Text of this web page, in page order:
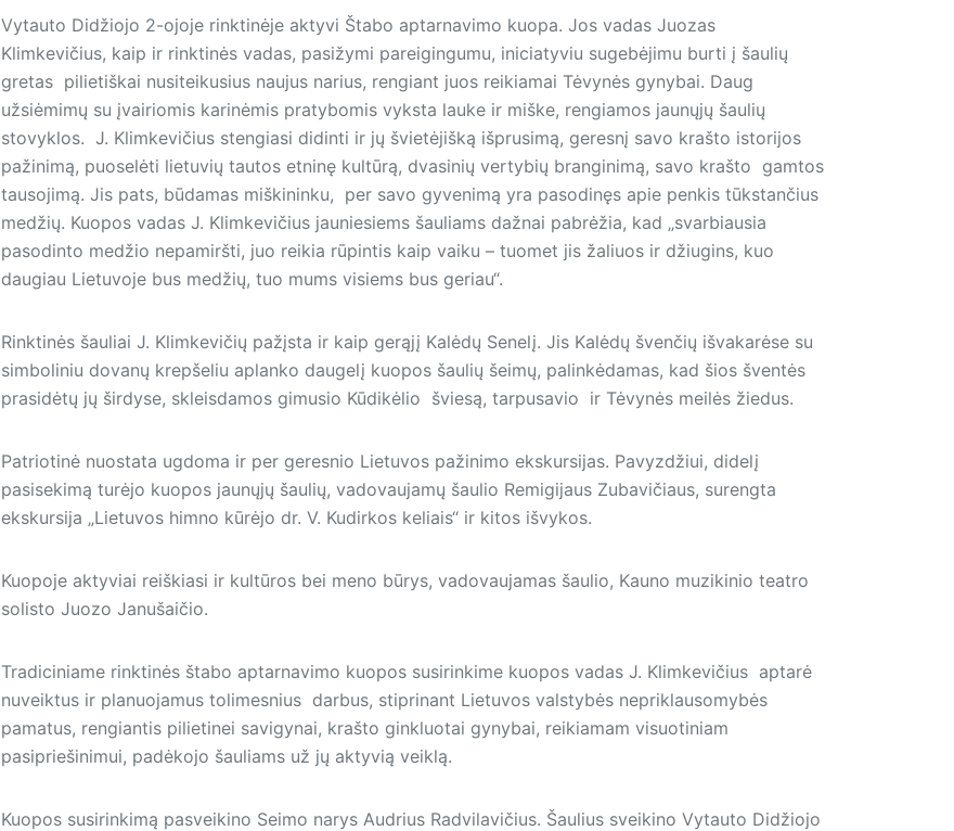
Vytauto Didžiojo 2-ojoje rinktinėje aktyvi Štabo aptarnavimo kuopa. Jos vadas Juozas
Klimkevičius, kaip ir rinktinės vadas, pasižymi pareigingumu, iniciatyviu sugebėjimu burti į šaulių
gretas pilietiškai nusiteikusius naujus narius, rengiant juos reikiamai Tėvynės gynybai. Daug
užsiėmimų su įvairiomis karinėmis pratybomis vyksta lauke ir miške, rengiamos jaunųjų šaulių
stovyklos. J. Klimkevičius stengiasi didinti ir jų švietėjišką išprusimą, geresnį savo krašto istorijos
pažinimą, puoselėti lietuvių tautos etninę kultūrą, dvasinių vertybių branginimą, savo krašto gamtos
tausojimą. Jis pats, būdamas miškininku, per savo gyvenimą yra pasodinęs apie penkis tūkstančius
medžių. Kuopos vadas J. Klimkevičius jauniesiems šauliams dažnai pabrėžia, kad „svarbiausia
pasodinto medžio nepamiršti, juo reikia rūpintis kaip vaiku – tuomet jis žaliuos ir džiugins, kuo
daugiau Lietuvoje bus medžių, tuo mums visiems bus geriau“.
Rinktinės šauliai J. Klimkevičių pažįsta ir kaip gerąjį Kalėdų Senelį. Jis Kalėdų švenčių išvakarėse su
simboliniu dovanų krepšeliu aplanko daugelį kuopos šaulių šeimų, palinkėdamas, kad šios šventės
prasidėtų jų širdyse, skleisdamos gimusio Kūdikėlio šviesą, tarpusavio ir Tėvynės meilės žiedus.
Patriotinė nuostata ugdoma ir per geresnio Lietuvos pažinimo ekskursijas. Pavyzdžiui, didelį
pasisekimą turėjo kuopos jaunųjų šaulių, vadovaujamų šaulio Remigijaus Zubavičiaus, surengta
ekskursija „Lietuvos himno kūrėjo dr. V. Kudirkos keliais“ ir kitos išvykos.
Kuopoje aktyviai reiškiasi ir kultūros bei meno būrys, vadovaujamas šaulio, Kauno muzikinio teatro
solisto Juozo Janušaičio.
Tradiciniame rinktinės štabo aptarnavimo kuopos susirinkime kuopos vadas J. Klimkevičius aptarė
nuveiktus ir planuojamus tolimesnius darbus, stiprinant Lietuvos valstybės nepriklausomybės
pamatus, rengiantis pilietinei savigynai, krašto ginkluotai gynybai, reikiamam visuotiniam
pasipriešinimui, padėkojo šauliams už jų aktyvią veiklą.
Kuopos susirinkimą pasveikino Seimo narys Audrius Radvilavičius. Šaulius sveikino Vytauto Didžiojo